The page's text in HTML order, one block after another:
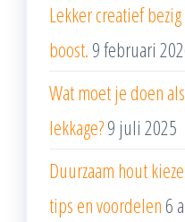
Lekker creatief
boost. 9 februari
Wat moet je doen
lekkage?9 juli 2025
Duurzaam hout
tips en voordelen 6